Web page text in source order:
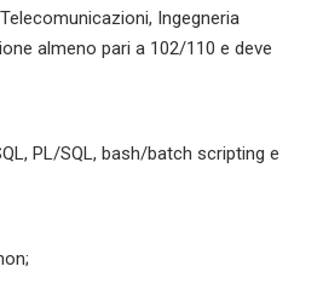
Ingegneria
almeno pari a 102/110 e deve
PL/SQL, bash/batch scripting e